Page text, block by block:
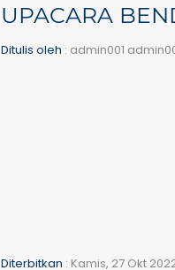
UPACARA
Ditulis oleh : admin001
Diterbitkan : Kamis, 27 Okt